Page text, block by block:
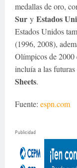
medallas de oro,
Sur y Estados
Estados Unidos
(1996, 2008),
Olímpicos de 2000
incluía a las
Sheets.
Fuente: espn.com
Publicidad